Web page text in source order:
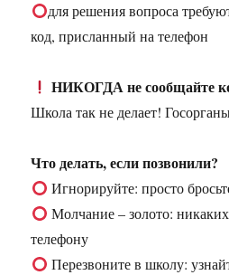
для решения вопроса
код, присланный на телефон
НИКОГДА не сообщайте
Школа так не делает!
Что делать, если позвонили?
Игнорируйте: просто
Молчание – золото:
телефону
Перезвоните в школу: